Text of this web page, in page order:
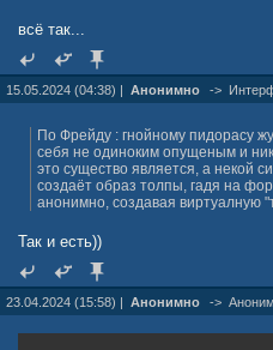
всё так...
15.05.2024 (04:38) | Анонимно ->
По Фрейду : гнойному пидорасу
себя не одиноким опущеным и
это существо является, а некой
создаёт образ толпы, гадя на
анонимно, создавая виртуалную
Так и есть))
23.04.2024 (15:58) | Анонимно ->